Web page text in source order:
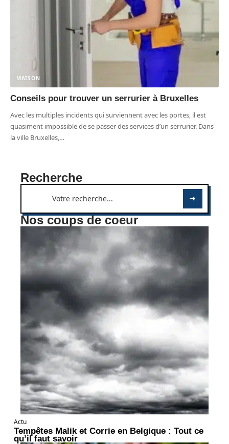
MAISON
Conseils pour trouver un serrurier à Bruxelles
Avec les multiples incidents qui surviennent avec les portes, il est
quasiment impossible de se passer des services d’un serrurier. Dans
la ville Bruxelles,…
Recherche
Nos coups de coeur
Actu
Tempêtes Malik et Corrie en Belgique : Tout ce
qu’il faut savoir